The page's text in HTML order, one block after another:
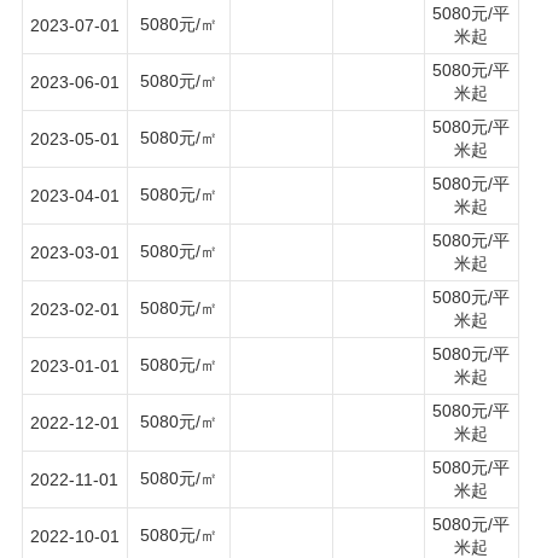
2023-07-01 5080元/㎡
5080元/平
米起
2023-06-01 5080元/㎡
5080元/平
米起
2023-05-01 5080元/㎡
5080元/平
米起
2023-04-01 5080元/㎡
5080元/平
米起
2023-03-01 5080元/㎡
5080元/平
米起
2023-02-01 5080元/㎡
5080元/平
米起
2023-01-01 5080元/㎡
5080元/平
米起
2022-12-01 5080元/㎡
5080元/平
米起
2022-11-01 5080元/㎡
5080元/平
米起
2022-10-01 5080元/㎡
5080元/平
米起